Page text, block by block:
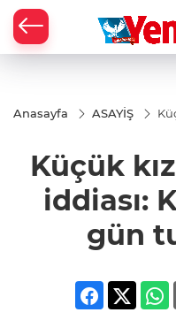
Anasayfa ASAYİŞ
Küçük
iddiası:
gün